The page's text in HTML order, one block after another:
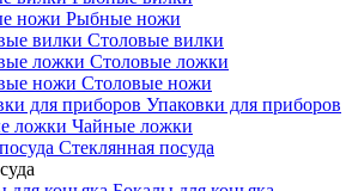
Рыбные ножи
Столовые вилки
Столовые ложки
Столовые ножи
Упаковки для приборов
Чайные ложки
Стеклянная посуда